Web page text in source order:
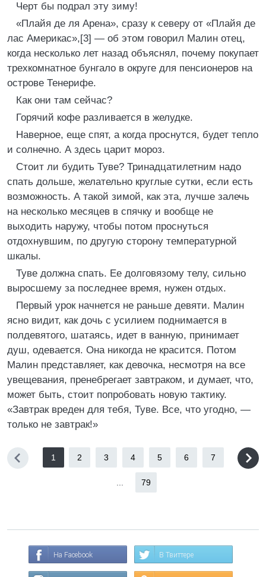
Черт бы подрал эту зиму!
«Плайя де ля Арена», сразу к северу от «Плайя де
лас Америкас»,[3] — об этом говорил Малин отец,
когда несколько лет назад объяснял, почему покупает
трехкомнатное бунгало в округе для пенсионеров на
острове Тенерифе.
Как они там сейчас?
Горячий кофе разливается в желудке.
Наверное, еще спят, а когда проснутся, будет тепло
и солнечно. А здесь царит мороз.
Стоит ли будить Туве? Тринадцатилетним надо
спать дольше, желательно круглые сутки, если есть
возможность. А такой зимой, как эта, лучше залечь
на несколько месяцев в спячку и вообще не
выходить наружу, чтобы потом проснуться
отдохнувшим, по другую сторону температурной
шкалы.
Туве должна спать. Ее долговязому телу, сильно
выросшему за последнее время, нужен отдых.
Первый урок начнется не раньше девяти. Малин
ясно видит, как дочь с усилием поднимается в
полдевятого, шатаясь, идет в ванную, принимает
душ, одевается. Она никогда не красится. Потом
Малин представляет, как девочка, несмотря на все
увещевания, пренебрегает завтраком, и думает, что,
может быть, стоит попробовать новую тактику.
«Завтрак вреден для тебя, Туве. Все, что угодно, —
только не завтрак!»
1 2 3 4 5 6 7
79
На Facebook В Твиттере